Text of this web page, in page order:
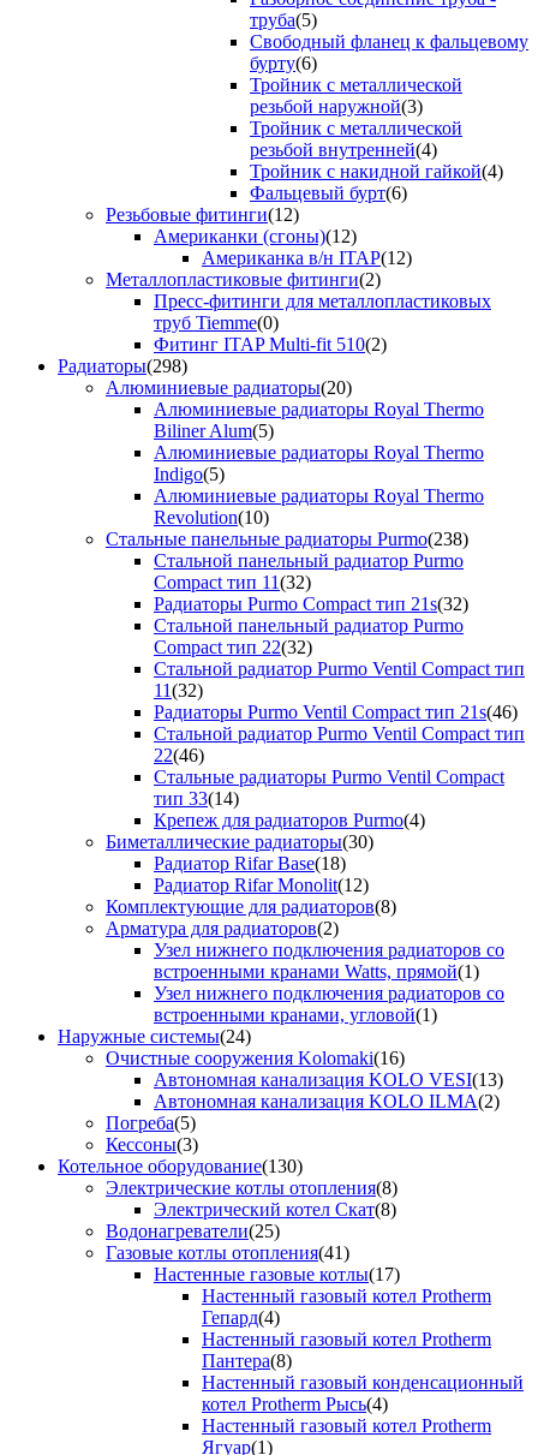
труба(5)
Свободный фланец к фальцевому
бурту(6)
Тройник с металлической
резьбой наружной(3)
Тройник с металлической
резьбой внутренней(4)
Тройник с накидной гайкой(4)
Фальцевый бурт(6)
Резьбовые фитинги(12)
Американки (сгоны)(12)
Американка в/н ITAP(12)
Металлопластиковые фитинги(2)
Пресс-фитинги для металлопластиковых
труб Tiemme(0)
Фитинг ITAP Multi-fit 510(2)
Радиаторы(298)
Алюминиевые радиаторы(20)
Алюминиевые радиаторы Royal Thermo
Biliner Alum(5)
Алюминиевые радиаторы Royal Thermo
Indigo(5)
Алюминиевые радиаторы Royal Thermo
Revolution(10)
Стальные панельные радиаторы Purmo(238)
Стальной панельный радиатор Purmo
Compact тип 11(32)
Радиаторы Purmo Compact тип 21s(32)
Стальной панельный радиатор Purmo
Compact тип 22(32)
Стальной радиатор Purmo Ventil Compact тип
11(32)
Радиаторы Purmo Ventil Compact тип 21s(46)
Стальной радиатор Purmo Ventil Compact тип
22(46)
Стальные радиаторы Purmo Ventil Compact
тип 33(14)
Крепеж для радиаторов Purmo(4)
Биметаллические радиаторы(30)
Радиатор Rifar Base(18)
Радиатор Rifar Monolit(12)
Комплектующие для радиаторов(8)
Арматура для радиаторов(2)
Узел нижнего подключения радиаторов со
встроенными кранами Watts, прямой(1)
Узел нижнего подключения радиаторов со
встроенными кранами, угловой(1)
Наружные системы(24)
Очистные сооружения Kolomaki(16)
Автономная канализация KOLO VESI(13)
Автономная канализация KOLO ILMA(2)
Погреба(5)
Кессоны(3)
Котельное оборудование(130)
Электрические котлы отопления(8)
Электрический котел Скат(8)
Водонагреватели(25)
Газовые котлы отопления(41)
Настенные газовые котлы(17)
Настенный газовый котел Protherm
Гепард(4)
Настенный газовый котел Protherm
Пантера(8)
Настенный газовый конденсационный
котел Protherm Рысь(4)
Настенный газовый котел Protherm
Ягуар(1)